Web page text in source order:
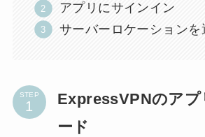
アプリにサインイン
サーバーロケーションを
STEP
ExpressVPNのアプ
ード